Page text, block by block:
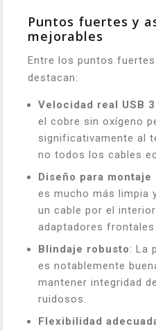
Puntos fuertes y
mejorables
Entre los puntos
destacan:
Velocidad real USB
el cobre sin oxígeno
significativamente al
no todos los cables
Diseño para montaje
es mucho más limpia
un cable por el
adaptadores
Blindaje robusto: La
es notablemente
mantener integridad
ruidosos.
Flexibilidad